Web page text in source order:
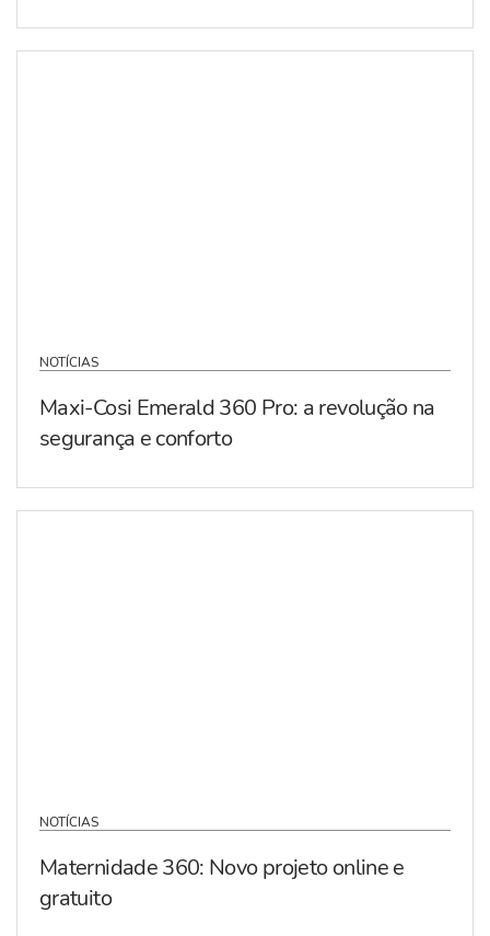
NOTÍCIAS
Maxi-Cosi Emerald 360 Pro: a revolução na
segurança e conforto
NOTÍCIAS
Maternidade 360: Novo projeto online e
gratuito